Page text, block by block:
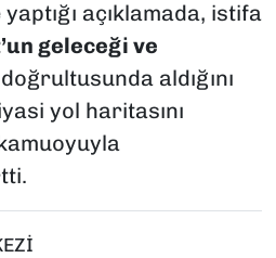
açıklamada, istifa
geleceği ve
doğrultusunda aldığını
yol haritasını